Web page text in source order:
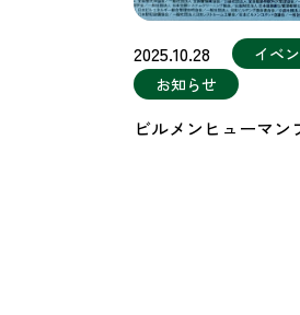
2025.10.28
イベ
お知らせ
ビルメンヒューマ